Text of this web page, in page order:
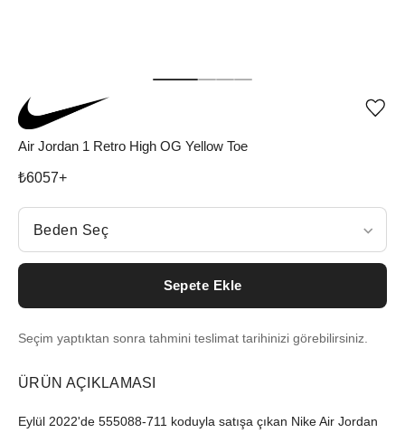
Air Jordan 1 Retro High OG Yellow Toe
₺6057+
Beden Seç
Beden Seç
Sepete Ekle
Seçim yaptıktan sonra tahmini teslimat tarihinizi görebilirsiniz.
ÜRÜN AÇIKLAMASI
Eylül 2022'de 555088-711 koduyla satışa çıkan Nike Air Jordan